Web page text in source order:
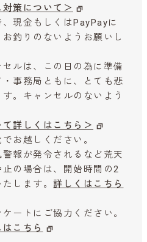
策について＞
現金もしくはPayPayに
釣りのないようお願いし
ルは、この日の為に準備
事務局ともに、とても悲
。キャンセルのないよう
詳しくはこちら＞
お越しください。
報が発令されるなど荒天
の場合は、開始時間の2
します。 詳しくはこちら
ートにご協力ください。
こちら